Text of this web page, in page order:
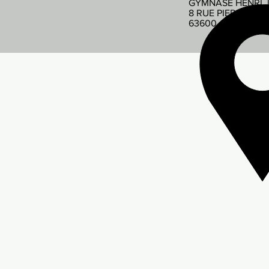
GYMNASE HENRI
8 RUE PIERRE DE
63600 AMBERT